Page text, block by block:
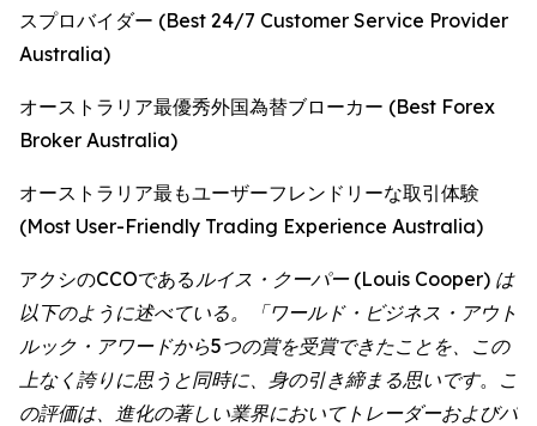
スプロバイダー (Best 24/7 Customer Service Provider
Australia)
オーストラリア最優秀外国為替ブローカー (Best Forex
Broker Australia)
オーストラリア最もユーザーフレンドリーな取引体験
(Most User-Friendly Trading Experience Australia)
アクシのCCOであるルイス・クーパー (Louis Cooper) は
以下のように述べている。「ワールド・ビジネス・アウト
ルック・アワードから5つの賞を受賞できたことを、この
上なく誇りに思うと同時に、身の引き締まる思いです。 こ
の評価は、進化の著しい業界においてトレーダーおよびパ